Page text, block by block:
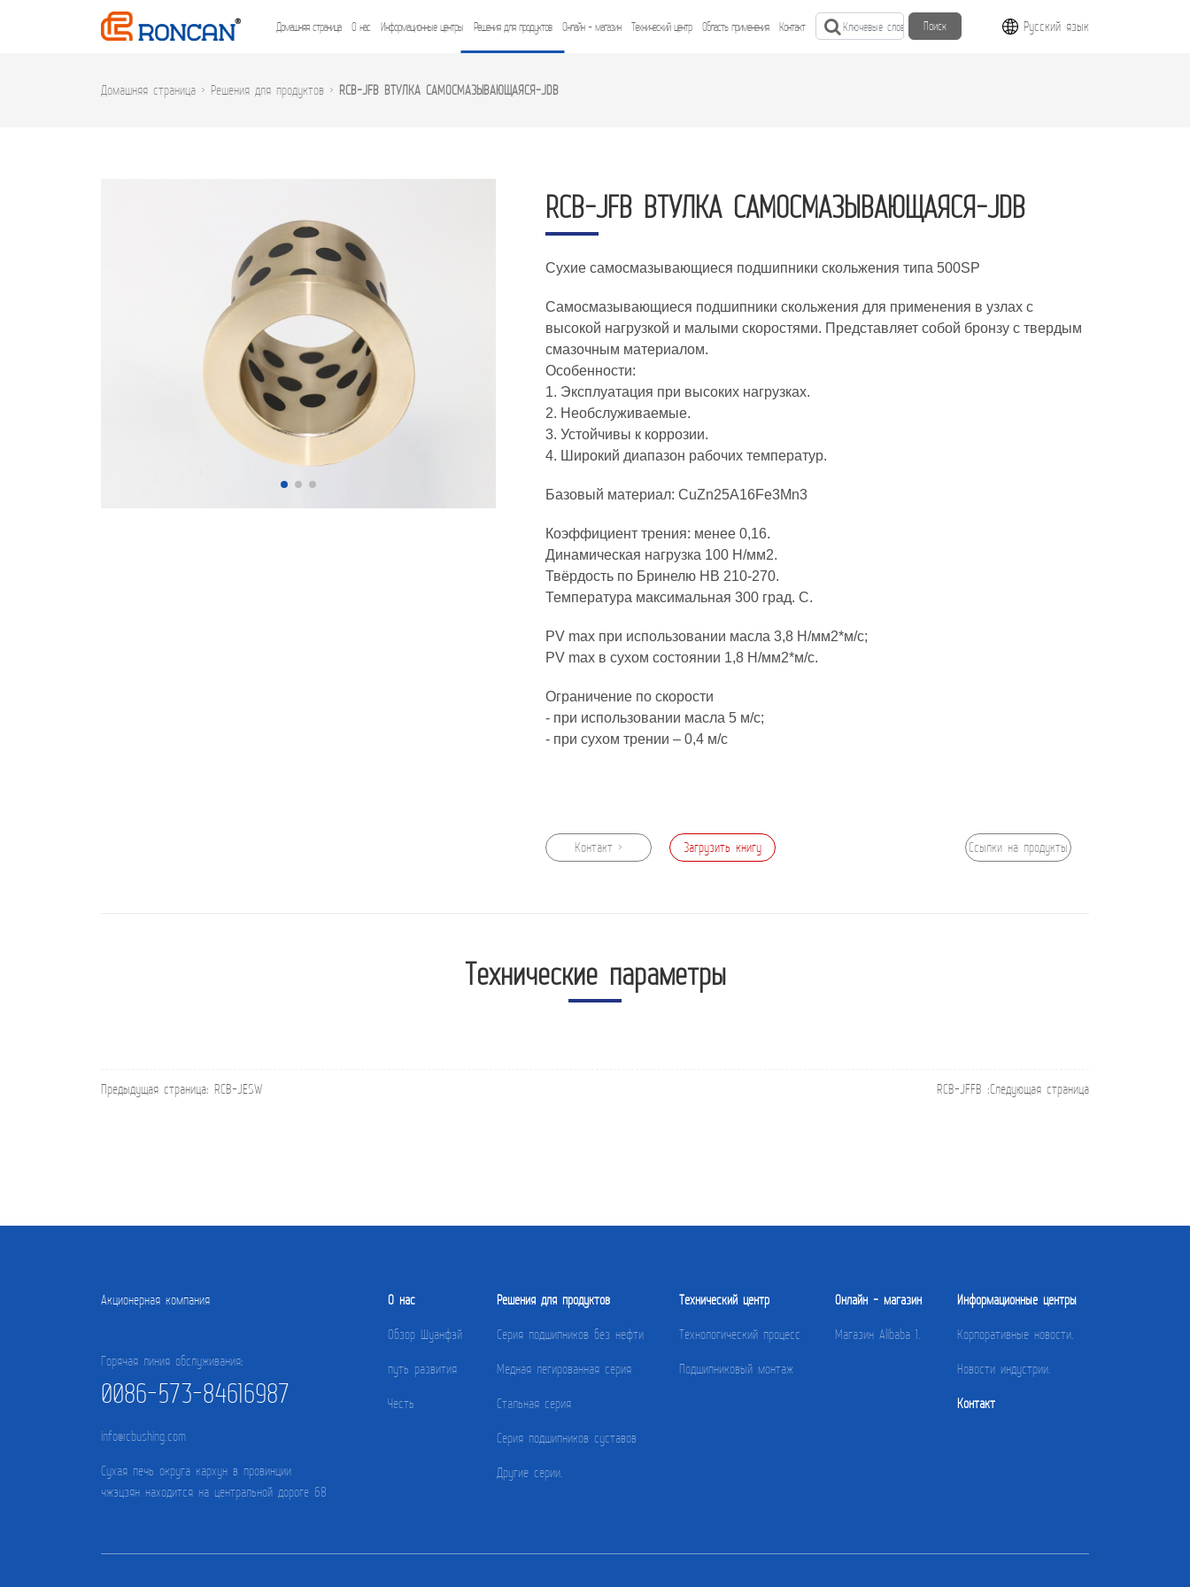
Русский язык
Домашняя страница О нас Информационные центры Решения для продуктов Онлайн - магазин Технический центр Область применения Контакт Поиск
Домашняя страница > Решения для продуктов > RCB-JFB ВТУЛКА САМОСМАЗЫВАЮЩАЯСЯ-JDB
RCB-JFB ВТУЛКА САМОСМАЗЫВАЮЩАЯСЯ-JDB
Сухие самосмазывающиеся подшипники скольжения типа 500SP
Самосмазывающиеся подшипники скольжения для применения в узлах с
высокой нагрузкой и малыми скоростями. Представляет собой бронзу с твердым
смазочным материалом.
Особенности:
1. Эксплуатация при высоких нагрузках.
2. Необслуживаемые.
3. Устойчивы к коррозии.
4. Широкий диапазон рабочих температур.
Базовый материал: CuZn25A16Fe3Mn3
Коэффициент трения: менее 0,16.
Динамическая нагрузка 100 Н/мм2.
Твёрдость по Бринелю HB 210-270.
Температура максимальная 300 град. С.
PV max при использовании масла 3,8 Н/мм2*м/с;
PV max в сухом состоянии 1,8 Н/мм2*м/с.
Ограничение по скорости
- при использовании масла 5 м/с;
- при сухом трении – 0,4 м/c
Контакт >
Загрузить книгу
Ссылки на продукты
Технические параметры
Предыдущая страница: RCB-JESW RCB-JFFB :Следующая страница
Акционерная компания
Горячая линия обслуживания:
0086-573-84616987
info@rcbushing.com
Сухая печь округа кархун в провинции
чжэцзян находится на центральной дороге 68
О нас
Обзор Шуанфэй
путь развития
Честь
Решения для продуктов
Серия подшипников без нефти
Медная легированная серия
Стальная серия
Серия подшипников суставов
Другие серии.
Технический центр
Технологический процесс
Подшипниковый монтаж
Онлайн - магазин
Магазин Alibaba 1.
Информационные центры
Корпоративные новости.
Новости индустрии.
Контакт